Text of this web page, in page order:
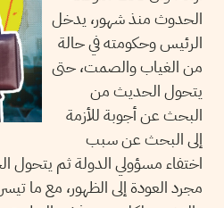
الحدوث منذ شهور، يدخل
الرئيس وحكومته في حالة
من الغياب والصمت، حتى
يتحول الحديث من
البحث عن أجوبة للأزمة
إلى البحث عن سبب
اختفاء مسؤولي الدولة ثم يتحول
مجرد العودة إلى الظهور، مع ما